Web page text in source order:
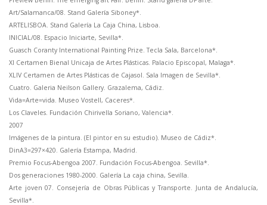
Art/Salamanca/08. Stand Galería Siboney*.
ARTELISBOA. Stand Galería La Caja China, Lisboa.
INICIAL/08. Espacio Iniciarte, Sevilla*.
Guasch Coranty International Painting Prize. Tecla Sala, Barcelona*.
XI Certamen Bienal Unicaja de Artes Plásticas. Palacio Episcopal, Malaga*.
XLIV Certamen de Artes Plásticas de Cajasol. Sala Imagen de Sevilla*.
Cuatro. Galeria Neilson Gallery. Grazalema, Cádiz.
Vida=Arte=vida. Museo Vostell, Caceres*.
Los Claveles. Fundación Chirivella Soriano, Valencia*.
2007
Imágenes de la pintura. (El pintor en su estudio). Museo de Cádiz*.
DinA3=297×420. Galería Estampa, Madrid.
Premio Focus-Abengoa 2007. Fundación Focus-Abengoa. Sevilla*.
Dos generaciones 1980-2000. Galería La caja china, Sevilla.
Arte joven 07. Consejería de Obras Públicas y Transporte. Junta de Andalucía,
Sevilla*.